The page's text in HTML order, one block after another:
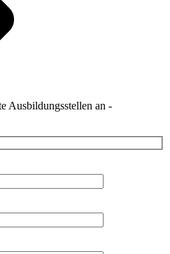
Ausbildungsstellen an -